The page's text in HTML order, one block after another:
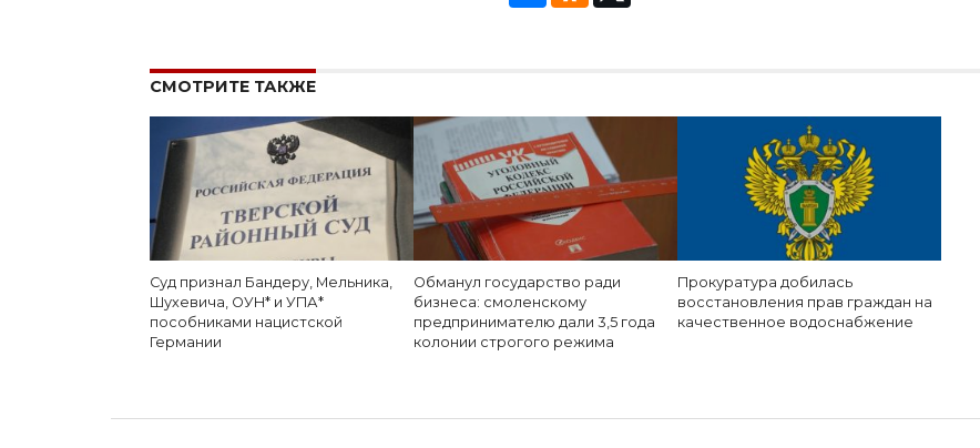
СМОТРИТЕ ТАКЖЕ
Суд признал Бандеру, Мельника,
Шухевича, ОУН* и УПА*
пособниками нацистской
Германии
Обманул государство ради
бизнеса: смоленскому
предпринимателю дали 3,5 года
колонии строгого режима
Прокуратура добилась
восстановления прав граждан на
качественное водоснабжение